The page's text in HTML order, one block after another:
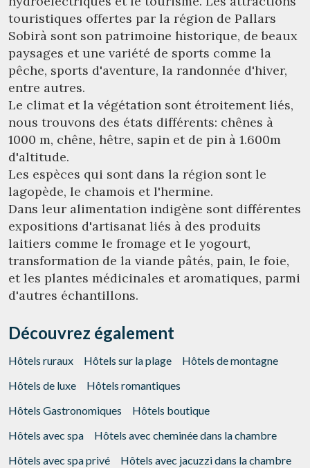
Gérer ma réservation
Vérifier le code de réservation
touristiques offertes par la région de Pallars
Sobirà sont son patrimoine historique, de beaux
paysages et une variété de sports comme la
pêche, sports d'aventure, la randonnée d'hiver,
entre autres.
Le climat et la végétation sont étroitement liés,
nous trouvons des états différents: chênes à
1000 m, chêne, hêtre, sapin et de pin à 1.600m
d'altitude.
Les espèces qui sont dans la région sont le
lagopède, le chamois et l'hermine.
Dans leur alimentation indigène sont différentes
expositions d'artisanat liés à des produits
laitiers comme le fromage et le yogourt,
transformation de la viande pâtés, pain, le foie,
et les plantes médicinales et aromatiques, parmi
d'autres échantillons.
Découvrez également
Hôtels ruraux Hôtels sur la plage
Hôtels de montagne
Hôtels de luxe
Hôtels romantiques
Hôtels Gastronomiques
Hôtels boutique
Hôtels avec spa
Hôtels avec cheminée dans la chambre
Hôtels avec spa privé
Hôtels avec jacuzzi dans la chambre